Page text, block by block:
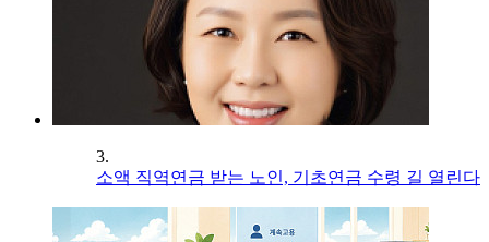
3.
소액 직역연금 받는 노인, 기초연금 수령 길 열린다